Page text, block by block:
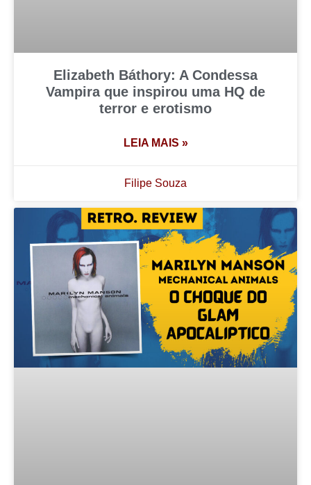
Elizabeth Báthory: A Condessa
Vampira que inspirou uma HQ de
terror e erotismo
LEIA MAIS »
Filipe Souza